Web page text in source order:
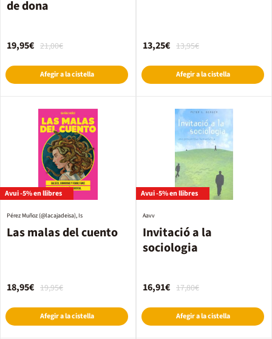
de dona
21,00€
19,95€
Afegir a la cistella
13,95€
13,25€
Afegir a la cistella
Avui -5% en llibres
Las malas del cuento
Pérez Muñoz (@lacajadeisa), Is
19,95€
18,95€
Afegir a la cistella
Avui -5% en llibres
Invitació a la
sociologia
Aavv
17,80€
16,91€
Afegir a la cistella